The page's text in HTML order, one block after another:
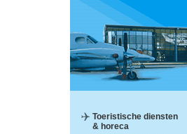
Toeristische diensten
& horeca